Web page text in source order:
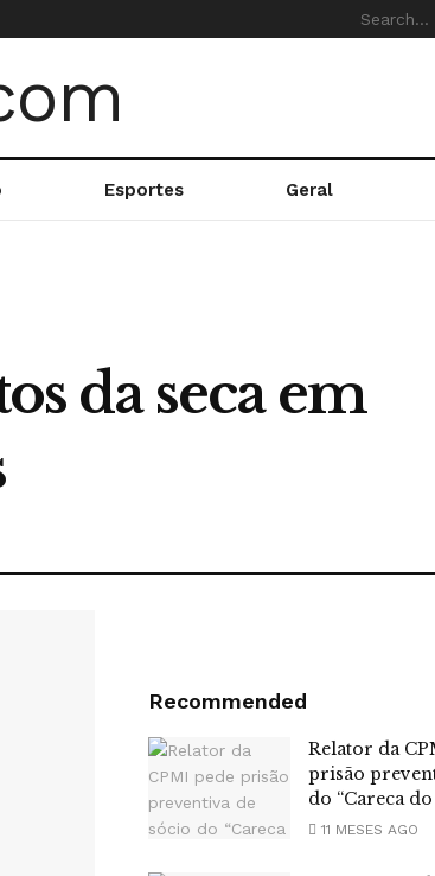
Esportes Geral
da seca em
Recommended
Relator da
prisão
do “Careca do
11 MESES AGO